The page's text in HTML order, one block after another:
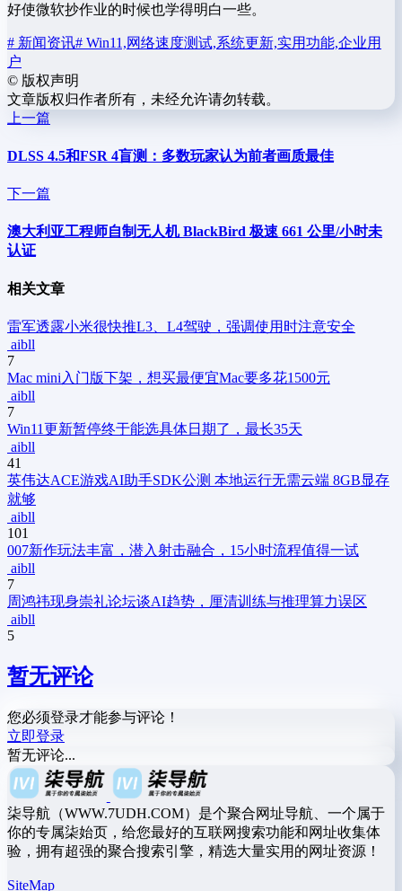
好使微软抄作业的时候也学得明白一些。
# 新闻资讯# Win11,网络速度测试,系统更新,实用功能,企业用
户
© 版权声明
文章版权归作者所有，未经允许请勿转载。
上一篇
DLSS 4.5和FSR 4盲测：多数玩家认为前者画质最佳
下一篇
澳大利亚工程师自制无人机 BlackBird 极速 661 公里/小时未
认证
相关文章
雷军透露小米很快推L3、L4驾驶，强调使用时注意安全
aibll
7
Mac mini入门版下架，想买最便宜Mac要多花1500元
aibll
7
Win11更新暂停终于能选具体日期了，最长35天
aibll
41
英伟达ACE游戏AI助手SDK公测 本地运行无需云端 8GB显存
就够
aibll
101
007新作玩法丰富，潜入射击融合，15小时流程值得一试
aibll
7
周鸿祎现身崇礼论坛谈AI趋势，厘清训练与推理算力误区
aibll
5
暂无评论
您必须登录才能参与评论！
立即登录
暂无评论...
柒导航（WWW.7UDH.COM）是个聚合网址导航、一个属于
你的专属柒始页，给您最好的互联网搜索功能和网址收集体
验，拥有超强的聚合搜索引擎，精选大量实用的网址资源！
SiteMap